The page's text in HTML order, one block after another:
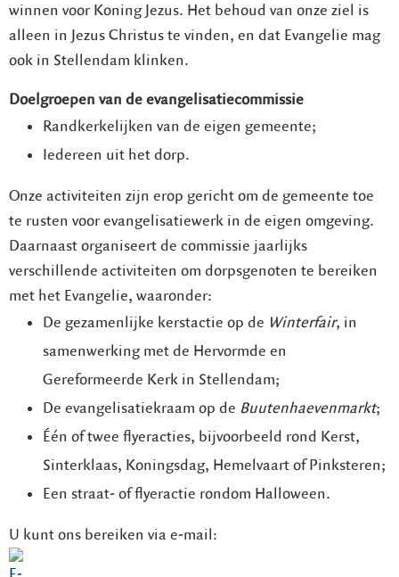
winnen voor Koning Jezus. Het behoud van onze ziel is
alleen in Jezus Christus te vinden, en dat Evangelie mag
ook in Stellendam klinken.
Doelgroepen van de evangelisatiecommissie
Randkerkelijken van de eigen gemeente;
Iedereen uit het dorp.
Onze activiteiten zijn erop gericht om de gemeente toe
te rusten voor evangelisatiewerk in de eigen omgeving.
Daarnaast organiseert de commissie jaarlijks
verschillende activiteiten om dorpsgenoten te bereiken
met het Evangelie, waaronder:
De gezamenlijke kerstactie op de Winterfair, in
samenwerking met de Hervormde en
Gereformeerde Kerk in Stellendam;
De evangelisatiekraam op de Buutenhaevenmarkt;
Één of twee flyeracties, bijvoorbeeld rond Kerst,
Sinterklaas, Koningsdag, Hemelvaart of Pinksteren;
Een straat- of flyeractie rondom Halloween.
U kunt ons bereiken via e-mail: